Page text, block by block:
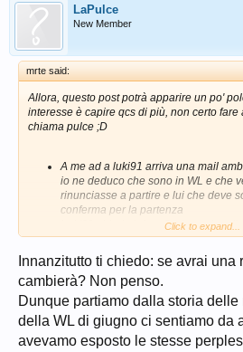
LaPulce
New Member
mrte said:
Allora, questo post potrà apparire un po'
interesse è capire qcs di più, non certo fare
chiama pulce ;D
A me ad a luki91 arriva una mail
io ne deduco che sono in WL e che
rinunciasse a partire e lui che deve
conferma per la partenza
Luki91 chiede info a Corinne che gli
partenza è garantita (io lo farà
passaporto)
Verifichiamo su questo forum che
meno ambigua dove viene
non partire, la possibilità di essere
posizione diversa da quella indicata
non essere ricontattati entro una
prendere parte ai prossimi colloqui
Click to expand...
Innanzitutto ti chiedo: se avrai
cambierà? Non penso.
Dunque partiamo dalla storia
della WL di giugno ci sentiamo da
avevamo esposto le stesse